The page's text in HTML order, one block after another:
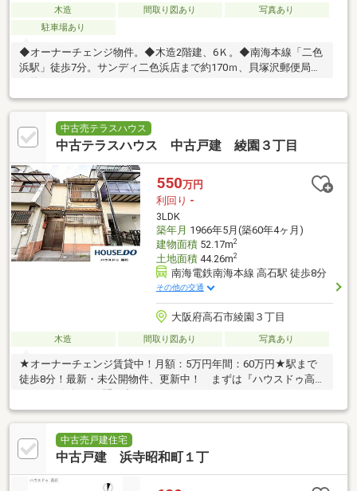
木造 間取り図あり
写真あり
駐車場あり
◆オーナーチェンジ物件。◆木造2階建、6Ｋ。◆南海本線「二色
浜駅」徒歩7分。サンディ二色浜店まで約170ｍ、貝塚沢郵便局ま
中古売テラスハウス
中古テラスハウス 中古戸建 綾園３丁目
550万円
利回り -
3LDK
築年月 1966年5月(築60年4ヶ月)
建物面積52.17m2
土地面積44.26m2
南海電鉄南海本線 高石駅 徒歩8分
その他の交通
大阪府高石市綾園３丁目
木造 間取り図あり 写真あり
★オーナーチェンジ賃貸中！月額：5万円年間：60万円★駅まで
徒歩8分！最新・未公開物件、更新中！ まずは『ハウスドゥ高
中古売戸建住宅
中古戸建 浜寺昭和町１丁